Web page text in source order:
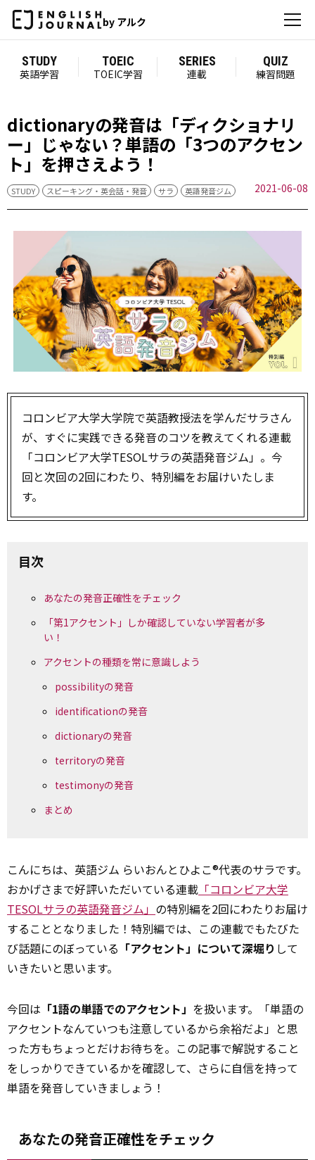
by アルク
STUDY
英語学習
TOEIC
TOEIC学習
SERIES
連載
QUIZ
練習問題
dictionaryの発音は「ディクショナリ
ー」じゃない？単語の「3つのアクセン
ト」を押さえよう！
STUDY スピーキング・英会話・発音 サラ 英語発音ジム 2021-06-08
コロンビア大学大学院で英語教授法を学んだサラさん
が、すぐに実践できる発音のコツを教えてくれる連載
「コロンビア大学TESOLサラの英語発音ジム」。今
回と次回の2回にわたり、特別編をお届けいたしま
す。
目次
あなたの発音正確性をチェック
「第1アクセント」しか確認していない学習者が多
い！
アクセントの種類を常に意識しよう
possibilityの発音
identificationの発音
dictionaryの発音
territoryの発音
testimonyの発音
まとめ
こんにちは、英語ジム らいおんとひよこ®代表のサラです。
おかげさまで好評いただいている連載 「コロンビア大学
TESOLサラの英語発音ジム」 の特別編を2回にわたりお届け
することとなりました！特別編では、この連載でもたびた
び話題にのぼっている 「アクセント」について深堀り して
いきたいと思います。
今回は 「1語の単語でのアクセント」 を扱います。「単語の
アクセントなんていつも注意しているから余裕だよ」と思
った方もちょっとだけお待ちを。この記事で解説すること
をしっかりできているかを確認して、さらに自信を持って
単語を発音していきましょう！
あなたの発音正確性をチェック